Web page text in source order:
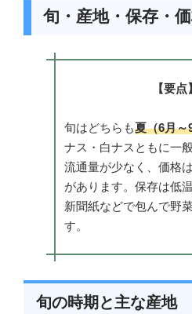
旬・産地・保存・
【要点】
旬はどちらも夏（6月～
ナス・白ナスともに一
流通量が少なく、価格
があります。保存は低
新聞紙などで包んで野
す。
旬の時期と主な産地